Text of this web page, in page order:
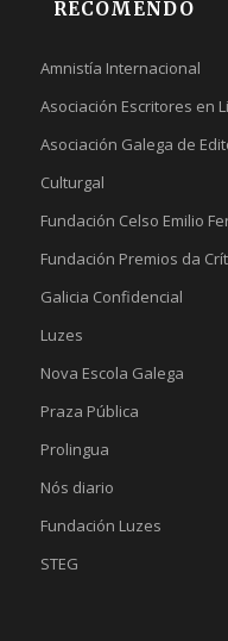
RECOMENDO
Amnistía Internacional
Asociación Escritores en
Asociación Galega de
Culturgal
Fundación Celso Emilio
Fundación Premios da
Galicia Confidencial
Luzes
Nova Escola Galega
Praza Pública
Prolingua
Nós diario
Fundación Luzes
STEG